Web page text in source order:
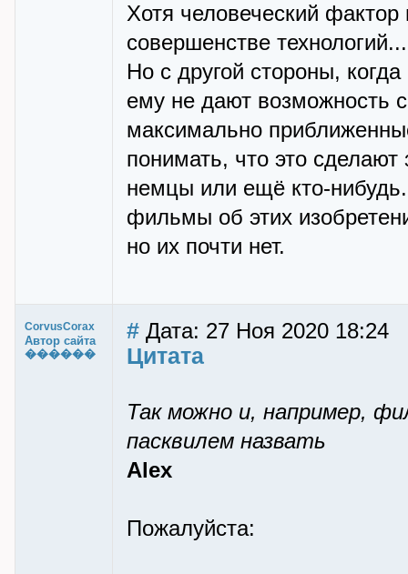
Хотя человеческий
совершенстве технологий...
Но с другой стороны,
ему не дают возможность
максимально
понимать, что это
немцы или ещё кто-
фильмы об этих
но их почти нет.
CorvusCorax
Автор сайта
������
# Дата: 27 Ноя 2020 18:24
Цитата
Так можно и, например,
пасквилем назвать
Alex
Пожалуйста: